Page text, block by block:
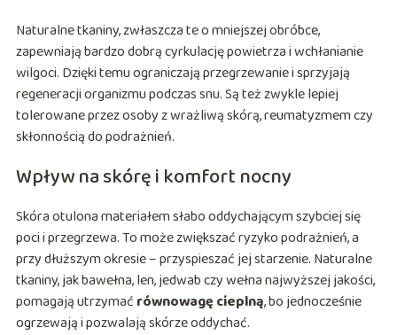
Naturalne tkaniny, zwłaszcza te o mniejszej obróbce,
zapewniają bardzo dobrą cyrkulację powietrza i wchłanianie
wilgoci. Dzięki temu ograniczają przegrzewanie i sprzyjają
regeneracji organizmu podczas snu. Są też zwykle lepiej
tolerowane przez osoby z wrażliwą skórą, reumatyzmem czy
skłonnością do podrażnień.
Wpływ na skórę i komfort nocny
Skóra otulona materiałem słabo oddychającym szybciej się
poci i przegrzewa. To może zwiększać ryzyko podrażnień, a
przy dłuższym okresie – przyspieszać jej starzenie. Naturalne
tkaniny, jak bawełna, len, jedwab czy wełna najwyższej jakości,
pomagają utrzymać równowagę cieplną, bo jednocześnie
ogrzewają i pozwalają skórze oddychać.